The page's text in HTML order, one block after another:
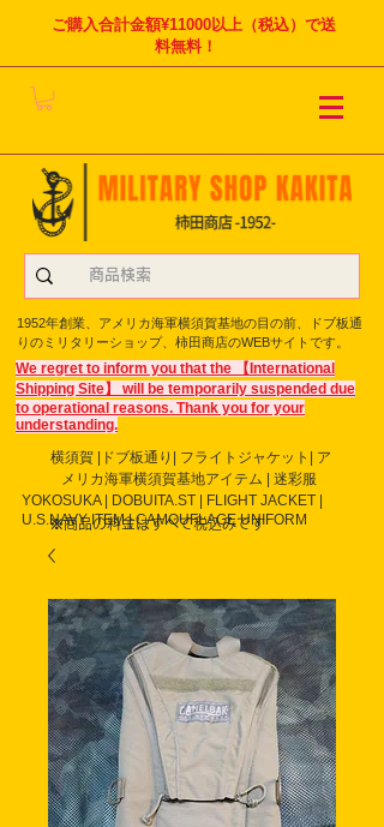
ご購入合計金額¥11000以上（税込）で送
料無料！
1952年創業、アメリカ海軍横須賀基地の目の前、ドブ板通
りのミリタリーショップ、柿田商店のWEBサイトです。
We regret to inform you that the 【International
Shipping Site】 will be temporarily suspended due
to operational reasons. Thank you for your
understanding.
横須賀 |ドブ板通り| フライト ジャケット| ア
メリカ海軍横須賀基地アイテム | 迷彩服
YOKOSUKA | DOBUITA.ST | FLIGHT JACKET |
U.S.NAVY ITEM | CAMOUFLAGE UNIFORM
※商品の料金はすべて税込みです